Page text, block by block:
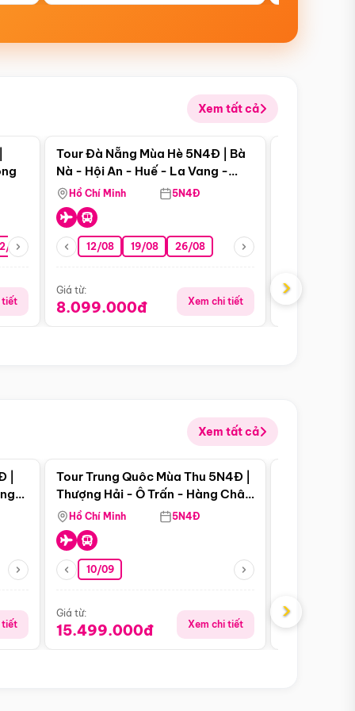
Xem tất cả
08 26/08 05/09 09/09 12/09
tiết
Điểm nổi bật
Tour Đà Nẵng Mùa Hè 5N4Đ | Bà
Nà - Hội An - Huế - La Vang -
Động Thiên Đường
Hồ Chí Minh 5N4Đ
12/08 19/08 26/08
Giá từ:
8.099.000đ Xem chi tiết
Giá từ:
›
Xem tất cả
|
tiết
Điểm nổi bật
Tour Trung Quôc Mùa Thu 5N4Đ |
Thượng Hải - Ô Trấn - Hàng Châu
(Tour Không Shopping)
Hồ Chí Minh 5N4Đ
10/09
Giá từ:
15.499.000đ Xem chi tiết
Giá từ:
›